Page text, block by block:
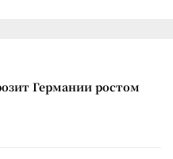
Германии ростом